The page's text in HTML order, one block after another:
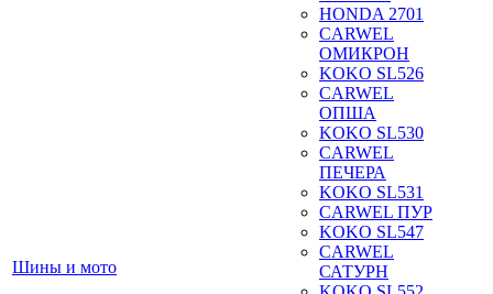
Шины и мото
HONDA 2701
CARWEL
ОМИКРОН
KOKO SL526
CARWEL
ОПША
KOKO SL530
CARWEL
ПЕЧЕРА
KOKO SL531
CARWEL ПУР
KOKO SL547
CARWEL
САТУРН